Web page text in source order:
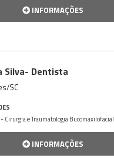
INFORMAÇÕES
Silva- Dentista
SC
Cirurgia e Traumatologia Bucomaxilofacial
INFORMAÇÕES